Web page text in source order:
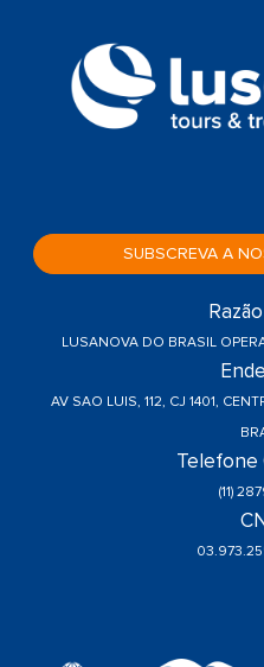
SUBSCREVA A
LUSANOVA DO BRASIL
AV SAO LUIS, 112, CJ 1401,
Telefone
(11)